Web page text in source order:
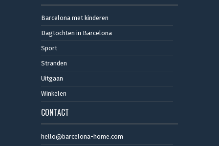
Barcelona met kinderen
Dagtochten in Barcelona
Sport
Stranden
Uitgaan
Winkelen
CONTACT
hello@barcelona-home.com